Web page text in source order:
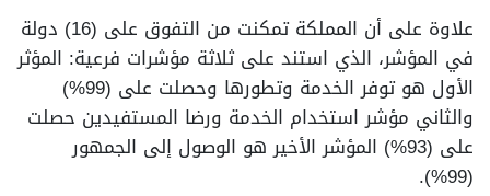
علاوة على أن المملكة تمكنت من التفوق على (16) دولة
في المؤشر، الذي استند على ثلاثة مؤشرات فرعية: المؤثر
الأول هو توفر الخدمة وتطورها وحصلت على (99%)
والثاني مؤشر استخدام الخدمة ورضا المستفيدين حصلت
على (93%) المؤشر الأخير هو الوصول إلى الجمهور
(99%).